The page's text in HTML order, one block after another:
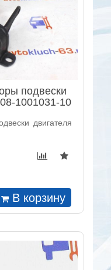
подвески
1001031-10
двигателя
В корзину